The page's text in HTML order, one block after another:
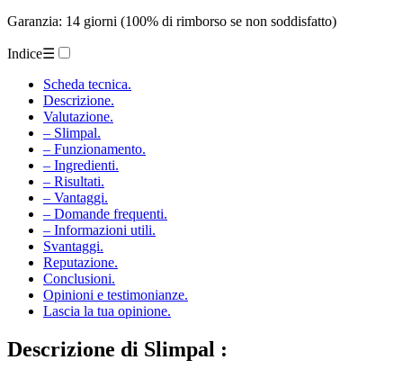
Garanzia: 14 giorni (100% di rimborso se non soddisfatto)
Indice☰
Scheda tecnica.
Descrizione.
Valutazione.
– Slimpal.
– Funzionamento.
– Ingredienti.
– Risultati.
– Vantaggi.
– Domande frequenti.
– Informazioni utili.
Svantaggi.
Reputazione.
Conclusioni.
Opinioni e testimonianze.
Lascia la tua opinione.
Descrizione di Slimpal :